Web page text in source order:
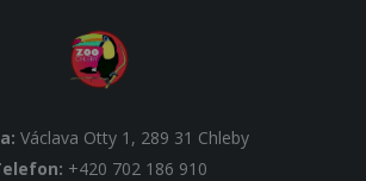
Václava Otty 1, 289 31 Chleby
+420 702 186 910